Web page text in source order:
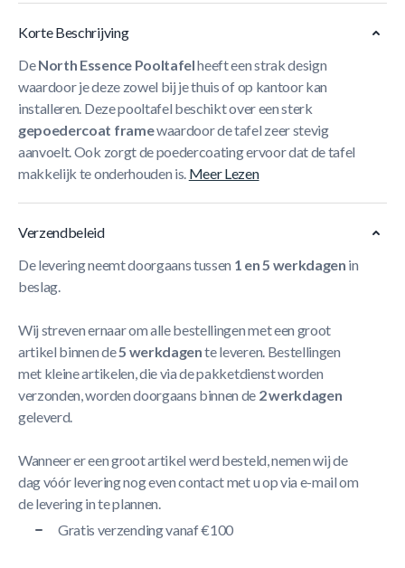
Korte Beschrijving
DeNorth Essence Pooltafelheeft een strak design
waardoor je deze zowel bij je thuis of op kantoor kan
installeren. Deze pooltafel beschikt over een sterk
gepoedercoat framewaardoor de tafel zeer stevig
aanvoelt. Ook zorgt de poedercoating ervoor dat de tafel
makkelijk te onderhouden is. Meer Lezen
Verzendbeleid
De levering neemt doorgaans tussen 1 en 5 werkdagen in
beslag.
Wij streven ernaar om alle bestellingen met een groot
artikel binnen de5 werkdagente leveren. Bestellingen
met kleine artikelen, die via de pakketdienst worden
verzonden, worden doorgaans binnen de 2 werkdagen
geleverd.
Wanneer er een groot artikel werd besteld, nemen wij de
dag vóór levering nog even contact met u op via e-mail om
de levering in te plannen.
Gratis verzending vanaf €100